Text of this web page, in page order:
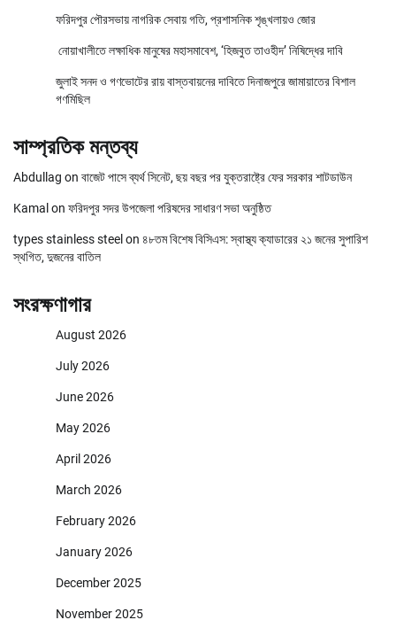
ফরিদপুর পৌরসভায় নাগরিক সেবায় গতি, প্রশাসনিক শৃঙ্খলায়ও জোর
নোয়াখালীতে লক্ষাধিক মানুষের মহাসমাবেশ, ‘হিজবুত তাওহীদ’ নিষিদ্ধের দাবি
জুলাই সনদ ও গণভোটের রায় বাস্তবায়নের দাবিতে দিনাজপুরে জামায়াতের বিশাল
গণমিছিল
সাম্প্রতিক মন্তব্য
Abdullag on বাজেট পাসে ব্যর্থ সিনেট, ছয় বছর পর যুক্তরাষ্ট্রে ফের সরকার শাটডাউন
Kamal on ফরিদপুর সদর উপজেলা পরিষদের সাধারণ সভা অনুষ্ঠিত
types stainless steel on ৪৮তম বিশেষ বিসিএস: স্বাস্থ্য ক্যাডারের ২১ জনের সুপারিশ
স্থগিত, দুজনের বাতিল
সংরক্ষণাগার
August 2026
July 2026
June 2026
May 2026
April 2026
March 2026
February 2026
January 2026
December 2025
November 2025